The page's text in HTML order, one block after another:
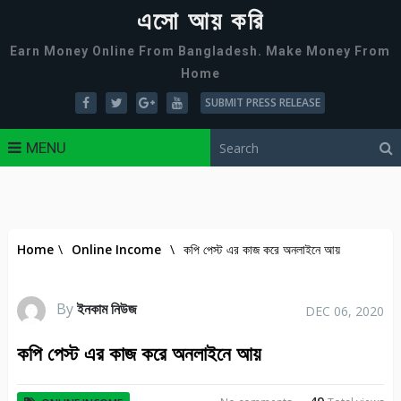
এসো আয় করি
Earn Money Online From Bangladesh. Make Money From
Home
SUBMIT PRESS RELEASE
MENU
Home \ Online Income \ কপি পেস্ট এর কাজ করে অনলাইনে আয়
Byইনকাম নিউজ DEC 06, 2020
কপি পেস্ট এর কাজ করে অনলাইনে আয়